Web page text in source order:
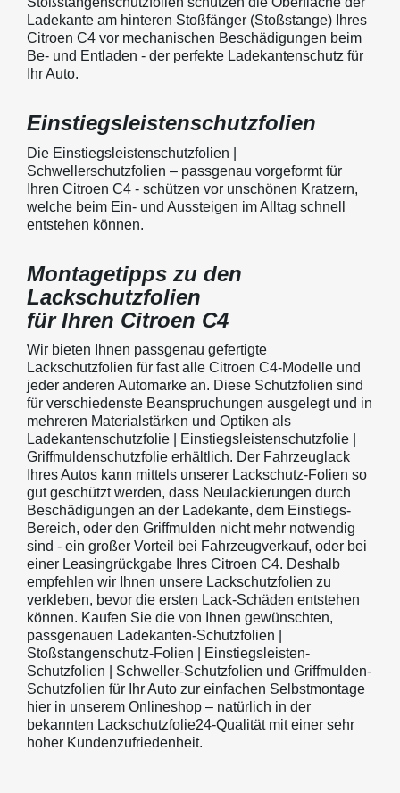
Ladekante am hinteren Stoßfänger (Stoßstange) Ihres
Citroen C4 vor mechanischen Beschädigungen beim
Be- und Entladen - der perfekte Ladekantenschutz für
Ihr Auto.
Einstiegsleistenschutzfolien
Die Einstiegsleistenschutzfolien |
Schwellerschutzfolien – passgenau vorgeformt für
Ihren Citroen C4 - schützen vor unschönen Kratzern,
welche beim Ein- und Aussteigen im Alltag schnell
entstehen können.
Montagetipps zu den
Lackschutzfolien
für Ihren Citroen C4
Wir bieten Ihnen passgenau gefertigte
Lackschutzfolien für fast alle Citroen C4-Modelle und
jeder anderen Automarke an. Diese Schutzfolien sind
für verschiedenste Beanspruchungen ausgelegt und in
mehreren Materialstärken und Optiken als
Ladekantenschutzfolie | Einstiegsleistenschutzfolie |
Griffmuldenschutzfolie erhältlich. Der Fahrzeuglack
Ihres Autos kann mittels unserer Lackschutz-Folien so
gut geschützt werden, dass Neulackierungen durch
Beschädigungen an der Ladekante, dem Einstiegs-
Bereich, oder den Griffmulden nicht mehr notwendig
sind - ein großer Vorteil bei Fahrzeugverkauf, oder bei
einer Leasingrückgabe Ihres Citroen C4. Deshalb
empfehlen wir Ihnen unsere Lackschutzfolien zu
verkleben, bevor die ersten Lack-Schäden entstehen
können. Kaufen Sie die von Ihnen gewünschten,
passgenauen Ladekanten-Schutzfolien |
Stoßstangenschutz-Folien | Einstiegsleisten-
Schutzfolien | Schweller-Schutzfolien und Griffmulden-
Schutzfolien für Ihr Auto zur einfachen Selbstmontage
hier in unserem Onlineshop – natürlich in der
bekannten Lackschutzfolie24-Qualität mit einer sehr
hoher Kundenzufriedenheit.